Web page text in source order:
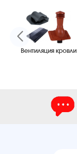
Вентиляция кровли